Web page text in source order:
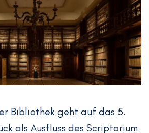
Bibliothek geht auf das 5.
als Ausfluss des Scriptorium